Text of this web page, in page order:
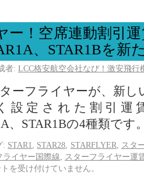
ー！空席連動割引運
、STAR1Bを新
者: LCC格安航空会社なび！激安飛行
ーフライヤーが、新し
設定された割引運
、STAR1Bの4種類です
: STAR1 STAR28 STARFLYER
スタ
ライヤー国際線
スターフライヤー運
を受け付けていません。